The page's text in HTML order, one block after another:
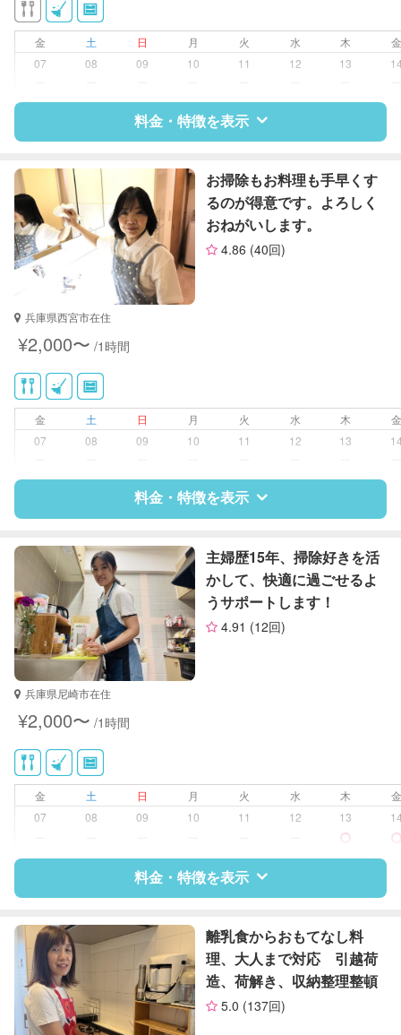
金 土 日 月 火 水 木
07
08 09 10 11 12 13
料金・特徴を表示
特徴 料金 レビュー
サポートの特徴
資格 整理収納アドバイザー1級
対応可能/特徴
掃除（洗面所、お風呂場、お手洗
片付け/整理整頓
お掃除もお料理も手早くす
るのが得意です。よろしく
おねがいします。
4.86 (40回)
兵庫県西宮市在住
¥2,000〜 /1時間
金 土 日 月 火 水 木
07
08 09 10 11 12 13
料金・特徴を表示
特徴 料金 レビュー
サポートの特徴
資格 なし
対応可能/特徴
掃除（洗面所、お風呂場、お手洗
作り置き料理
片付け/整理整頓
主婦歴15年、掃除好きを活
かして、快適に過ごせるよ
うサポートします！
4.91 (12回)
兵庫県尼崎市在住
¥2,000〜 /1時間
金 土 日 月 火 水 木
07
08 09 10 11 12 13
料金・特徴を表示
特徴 料金 レビュー
サポートの特徴
資格 なし
離乳食からおもてなし料
理、大人まで対応 引越荷
造、荷解き、収納整理整頓
5.0 (137回)